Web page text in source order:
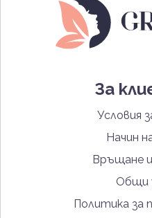
За
Условия
Начин
Връщане
Общи
Политика за